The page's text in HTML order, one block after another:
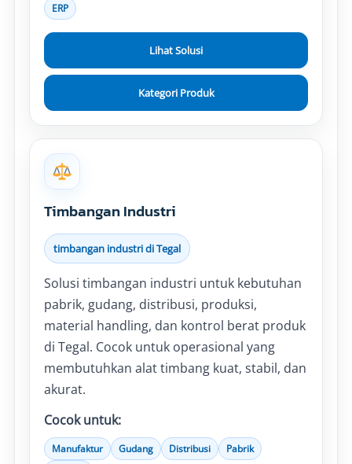
ERP
Lihat Solusi
Kategori Produk
Timbangan Industri
timbangan industri di Tegal
Solusi timbangan industri untuk kebutuhan
pabrik, gudang, distribusi, produksi,
material handling, dan kontrol berat produk
di Tegal. Cocok untuk operasional yang
membutuhkan alat timbang kuat, stabil, dan
akurat.
Cocok untuk:
Manufaktur Gudang Distribusi
Pabrik